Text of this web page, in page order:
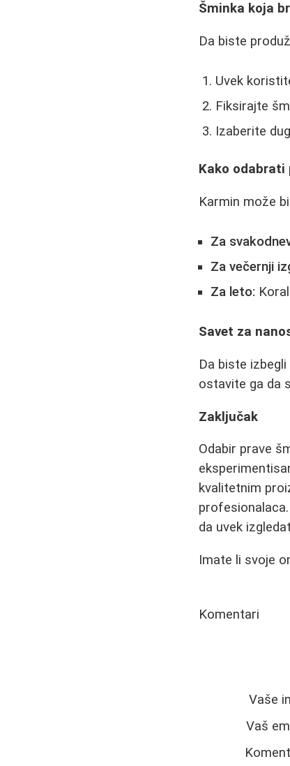
Šminka koja
Da biste
Uvek
Fiksirajte
Izaberite
Kako odabrati
Karmin može
Za
Za večernji
Za leto:
Savet za
Da biste izbegli
ostavite ga da
Zaključak
Odabir prave
kvalitetnim
da uvek
Imate li svoje
Komentari
Vaše
Vaš